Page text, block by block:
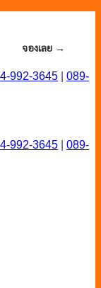
จองเลย →
992-3645
089-
992-3645
089-